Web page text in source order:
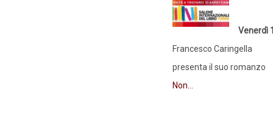
Venerdì
Francesco Caringella
presenta il suo romanzo
Non...